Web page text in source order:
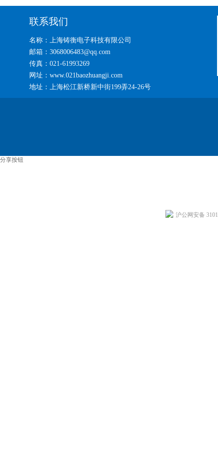
联系我们
名称：上海铸衡电子科技有限公司
邮箱：3068006483@qq.com
传真：021-61993269
网址：www.021baozhuangji.com
地址：上海松江新桥新中街199弄24-26号
分享按钮
沪公网安备